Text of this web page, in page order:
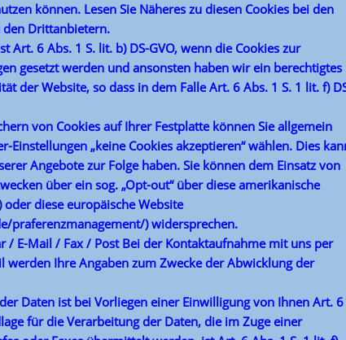
können. Lesen Sie Näheres zu diesen Cookies bei den
den Drittanbietern.
Art. 6 Abs. 1 S. lit. b) DS-GVO, wenn die Cookies zur
gesetzt werden und ansonsten haben wir ein berechtigtes
der Website, so dass in dem Falle Art. 6 Abs. 1 S. 1 lit. f)
von Cookies auf Ihrer Festplatte können Sie allgemein
„keine Cookies akzeptieren“ wählen. Dies
Angebote zur Folge haben. Sie können dem Einsatz von
über ein sog. „Opt-out“ über diese amerikanische
diese europäische Website
praferenzmanagement/) widersprechen.
E-Mail / Fax / Post Bei der Kontaktaufnahme mit uns per
werden Ihre Angaben zum Zwecke der Abwicklung der
Daten ist bei Vorliegen einer Einwilligung von Ihnen Art. 6
für die Verarbeitung der Daten, die im Zuge einer